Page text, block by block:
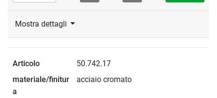
Mostra dettagli
50.742.17
acciaio cromato